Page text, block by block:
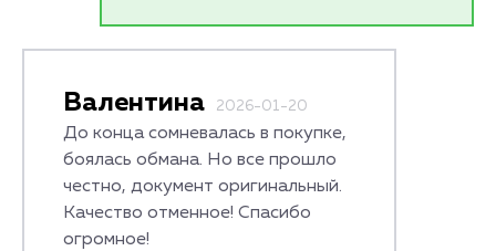
Валентина 2026-01-20
До конца сомневалась в покупке,
боялась обмана. Но все прошло
честно, документ оригинальный.
Качество отменное! Спасибо
огромное!